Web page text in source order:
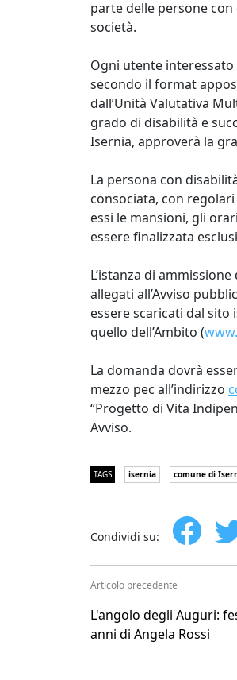
parte delle persone
società.
Ogni utente
secondo il format
dall’Unità Valutativa
grado di disabilità e
Isernia, approverà la
La persona con
consociata, con
essi le mansioni, gli
essere finalizzata
L’istanza di
allegati all’Avviso
essere scaricati dal sito
quello dell’Ambito (
La domanda dovrà
mezzo pec all’indirizzo
“Progetto di Vita
Avviso.
TAGS isernia comune di
Condividi su:
Articolo precedente
L'angolo degli Auguri:
anni di Angela Rossi